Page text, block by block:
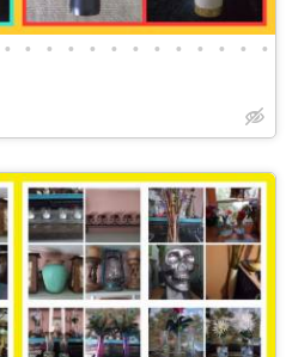
• • • • • • • • • • • • •